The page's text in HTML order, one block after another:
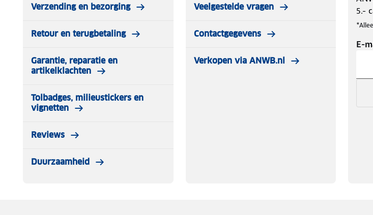
verpakking:Verzending en bezorging
Retour en terugbetaling
Garantie, reparatie en
artikelklachten
Tolbadges, milieustickers en
vignetten
Reviews
Duurzaamheid
Veelgestelde vragen
Contactgegevens
Verkopen via ANWB.nl
5.-
E-